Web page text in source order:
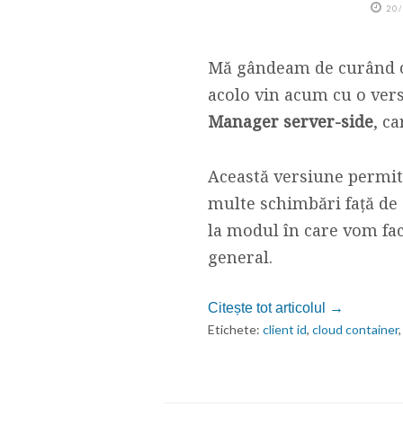
Mă gândeam de
acolo vin acum cu o
Manager server-side,
Această versiune
multe schimbări față de
la modul în care vom
general.
Citește tot articolul →
Etichete: client id, cloud container,